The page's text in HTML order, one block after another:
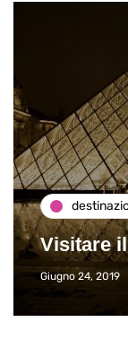
Paros e
Viaggio
Giugno 26, 2013